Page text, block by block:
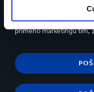
odběru v e-mailu pro
námitky proti zpracování
přímého marketingu tím,